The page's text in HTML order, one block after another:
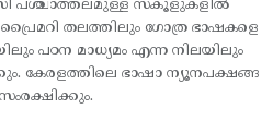
പശ്ചാത്തലമുള്ള സ്കൂളുകളില്‍
പ്രൈമറി തലത്തിലും ഗോത്ര ഭാഷകളെ
പഠന മാധ്യമം എന്ന നിലയിലും
കേരളത്തിലെ ഭാഷാ ന്യൂനപക്ഷങ്ങ